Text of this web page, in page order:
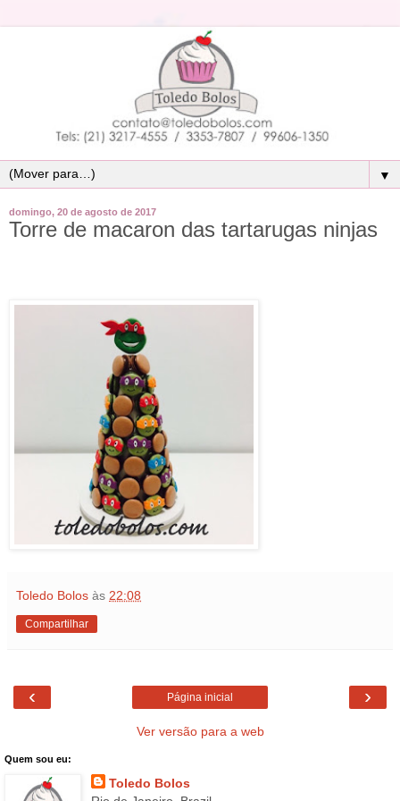
▼
domingo, 20 de agosto de 2017
Torre de macaron das tartarugas ninjas
Toledo Bolos às 22:08
Compartilhar
‹ ›
Página inicial
Ver versão para a web
Quem sou eu:
Toledo Bolos